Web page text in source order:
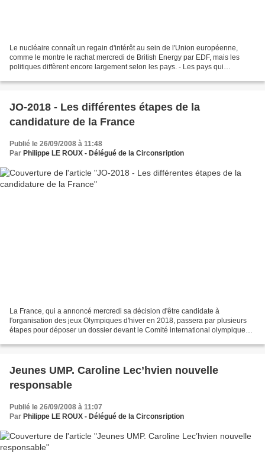
Le nucléaire connaît un regain d'intérêt au sein de l'Union européenne,
comme le montre le rachat mercredi de British Energy par EDF, mais les
politiques diffèrent encore largement selon les pays. - Les pays qui
JO-2018 - Les différentes étapes de la
candidature de la France
Publié le 26/09/2008 à 11:48
Par Philippe LE ROUX - Délégué de la Circonsription
La France, qui a annoncé mercredi sa décision d'être candidate à
l'organisation des jeux Olympiques d'hiver en 2018, passera par plusieurs
étapes pour déposer un dossier devant le Comité international olympique
Jeunes UMP. Caroline Lec’hvien nouvelle
responsable
Publié le 26/09/2008 à 11:07
Par Philippe LE ROUX - Délégué de la Circonsription